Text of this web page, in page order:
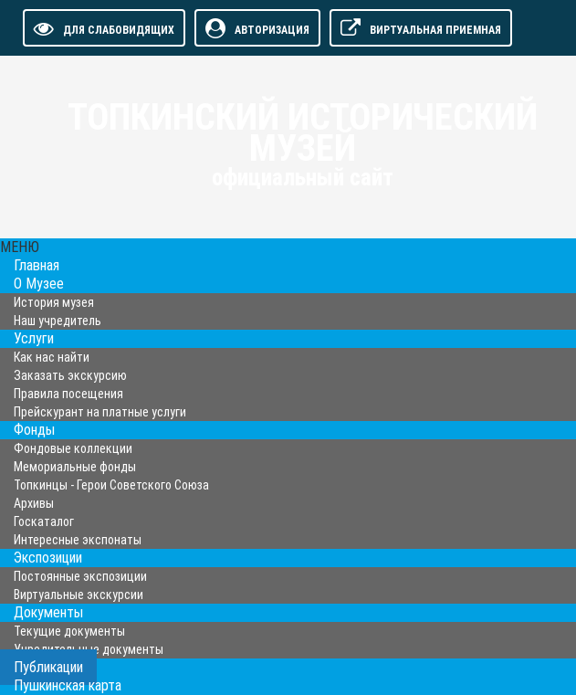
ДЛЯ СЛАБОВИДЯЩИХ АВТОРИЗАЦИЯ ВИРТУАЛЬНАЯ ПРИЕМНАЯ
МЕНЮ
Главная
О Музее
История музея
Наш учредитель
Услуги
Как нас найти
Заказать экскурсию
Правила посещения
Прейскурант на платные услуги
Фонды
Фондовые коллекции
Мемориальные фонды
Топкинцы - Герои Советского Союза
Архивы
Госкаталог
Интересные экспонаты
Экспозиции
Постоянные экспозиции
Виртуальные экскурсии
Документы
Текущие документы
Учредительные документы
Публикации
Пушкинская карта